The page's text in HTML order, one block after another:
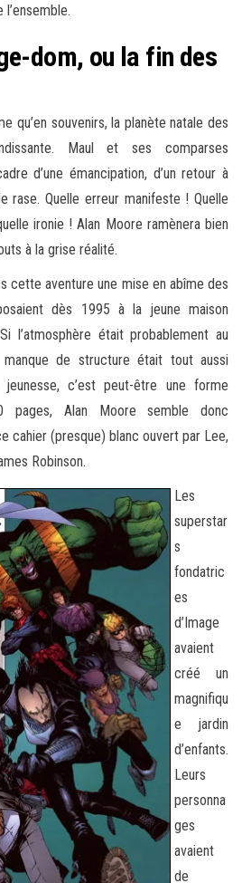
dom, ou la fin des
qu’en souvenirs, la planète natale des
Maul et ses comparses
d’une émancipation, d’un retour à
rase. Quelle erreur manifeste ! Quelle
ironie ! Alan Moore ramènera bien
à la grise réalité.
cette aventure une mise en abîme des
dès 1995 à la jeune maison
l’atmosphère était probablement au
manque de structure était tout aussi
c’est peut-être une forme
pages, Alan Moore semble donc
cahier (presque) blanc ouvert par Lee,
Robinson.
Les
superstar
s
fondatric
es
d’Image
avaient
créé un
magnifiqu
e jardin
d’enfants.
Leurs
personna
ges
avaient
de